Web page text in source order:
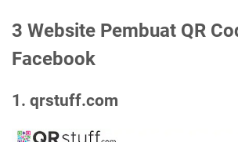
3 Website Pembuat QR
Facebook
1. qrstuff.com